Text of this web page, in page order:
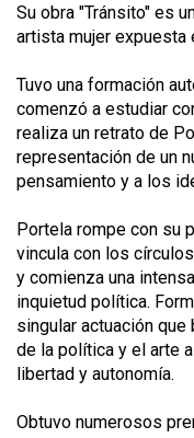
Su obra "Tránsito" es
artista mujer expuesta
Tuvo una formación
comenzó a estudiar
realiza un retrato de
representación de un
pensamiento y a los
Portela rompe con su
vincula con los
y comienza una
inquietud política.
singular actuación
de la política y el arte
libertad y autonomía.
Obtuvo numerosos